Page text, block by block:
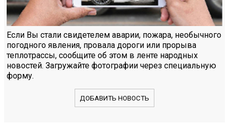
Если Вы стали свидетелем аварии, пожара, необычного
погодного явления, провала дороги или прорыва
теплотрассы, сообщите об этом в ленте народных
новостей. Загружайте фотографии через специальную
форму.
ДОБАВИТЬ НОВОСТЬ